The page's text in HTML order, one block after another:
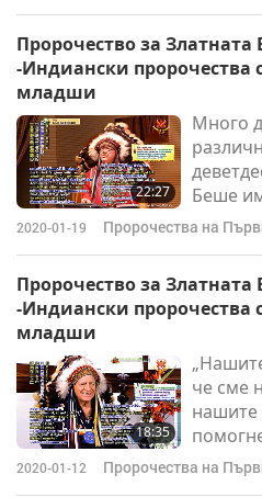
Пророчество за Златната
-Индиански
младши
22:27
Много
Беше
се
много
са
знание
И сега
2020-01-19 Пророчества на
Пророчество за Златната
-Индиански
младши
18:35
че сме
е
2020-01-12 Пророчества на